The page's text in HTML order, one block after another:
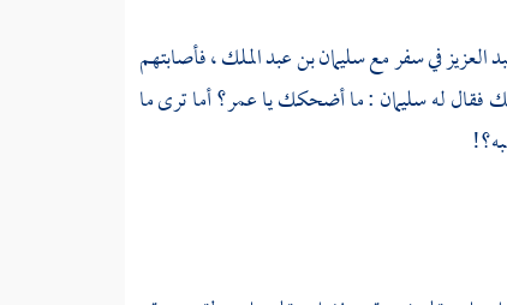
العزيزفي سفر معسليمان بن عبد الملك ،فأصابتهم
لهسليمان: ما أضحكك ياعمر؟أما ترى ما